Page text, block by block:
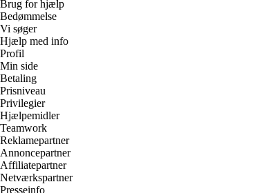
Brug for hjælp
Bedømmelse
Vi søger
Hjælp med info
Profil
Min side
Betaling
Prisniveau
Privilegier
Hjælpemidler
Teamwork
Reklamepartner
Annoncepartner
Affiliatepartner
Netværkspartner
Presseinfo